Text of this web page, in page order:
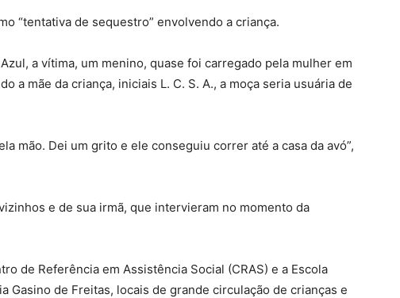
“tentativa de sequestro” envolvendo a criança.
a vítima, um menino, quase foi carregado pela mulher em
a mãe da criança, iniciais L. C. S. A., a moça seria usuária de
mão. Dei um grito e ele conseguiu correr até a casa da avó”,
e de sua irmã, que intervieram no momento da
de Referência em Assistência Social (CRAS) e a Escola
Gasino de Freitas, locais de grande circulação de crianças e